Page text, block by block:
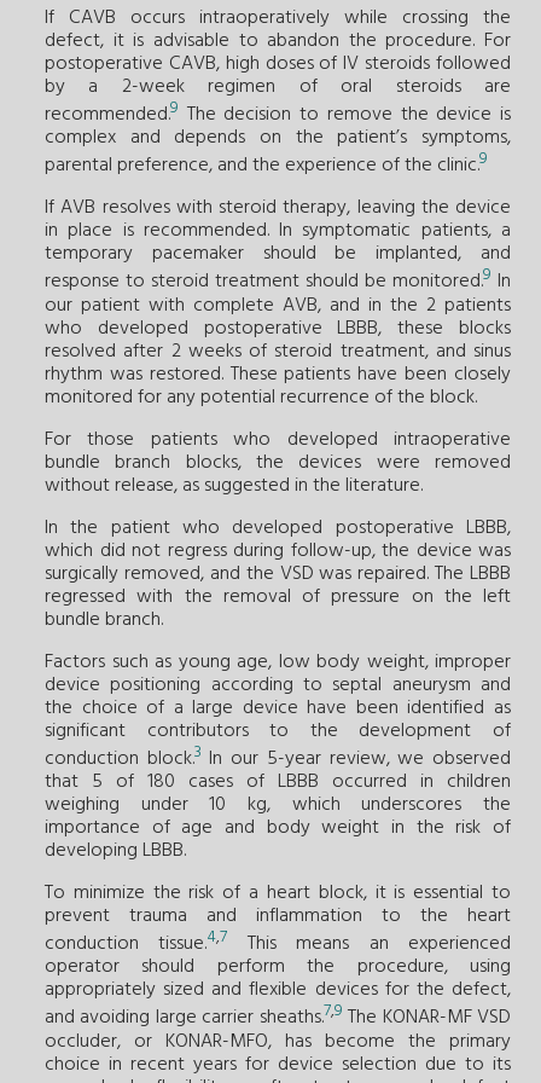
If CAVB occurs intraoperatively while crossing the
defect, it is advisable to abandon the procedure. For
postoperative CAVB, high doses of IV steroids followed
by a 2-week regimen of oral steroids are
recommended.9 The decision to remove the device is
complex and depends on the patient’s symptoms,
parental preference, and the experience of the clinic.9
If AVB resolves with steroid therapy, leaving the device
in place is recommended. In symptomatic patients, a
temporary pacemaker should be implanted, and
response to steroid treatment should be monitored.9 In
our patient with complete AVB, and in the 2 patients
who developed postoperative LBBB, these blocks
resolved after 2 weeks of steroid treatment, and sinus
rhythm was restored. These patients have been closely
monitored for any potential recurrence of the block.
For those patients who developed intraoperative
bundle branch blocks, the devices were removed
without release, as suggested in the literature.
In the patient who developed postoperative LBBB,
which did not regress during follow-up, the device was
surgically removed, and the VSD was repaired. The LBBB
regressed with the removal of pressure on the left
bundle branch.
Factors such as young age, low body weight, improper
device positioning according to septal aneurysm and
the choice of a large device have been identified as
significant contributors to the development of
conduction block.3 In our 5-year review, we observed
that 5 of 180 cases of LBBB occurred in children
weighing under 10 kg, which underscores the
importance of age and body weight in the risk of
developing LBBB.
To minimize the risk of a heart block, it is essential to
prevent trauma and inflammation to the heart
conduction tissue.4,7 This means an experienced
operator should perform the procedure, using
appropriately sized and flexible devices for the defect,
and avoiding large carrier sheaths.7,9 The KONAR-MF VSD
occluder, or KONAR-MFO, has become the primary
choice in recent years for device selection due to its